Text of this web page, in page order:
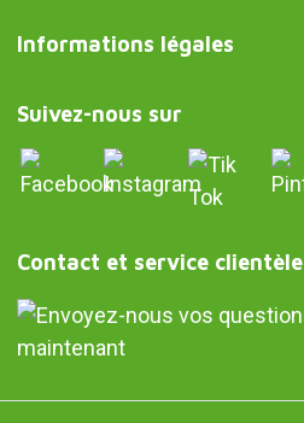
Informations légales
Suivez-nous sur
Contact et service clientèle
maintenant